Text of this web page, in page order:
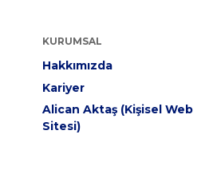
KURUMSAL
Hakkımızda
Kariyer
Alican Aktaş (Kişisel Web
Sitesi)